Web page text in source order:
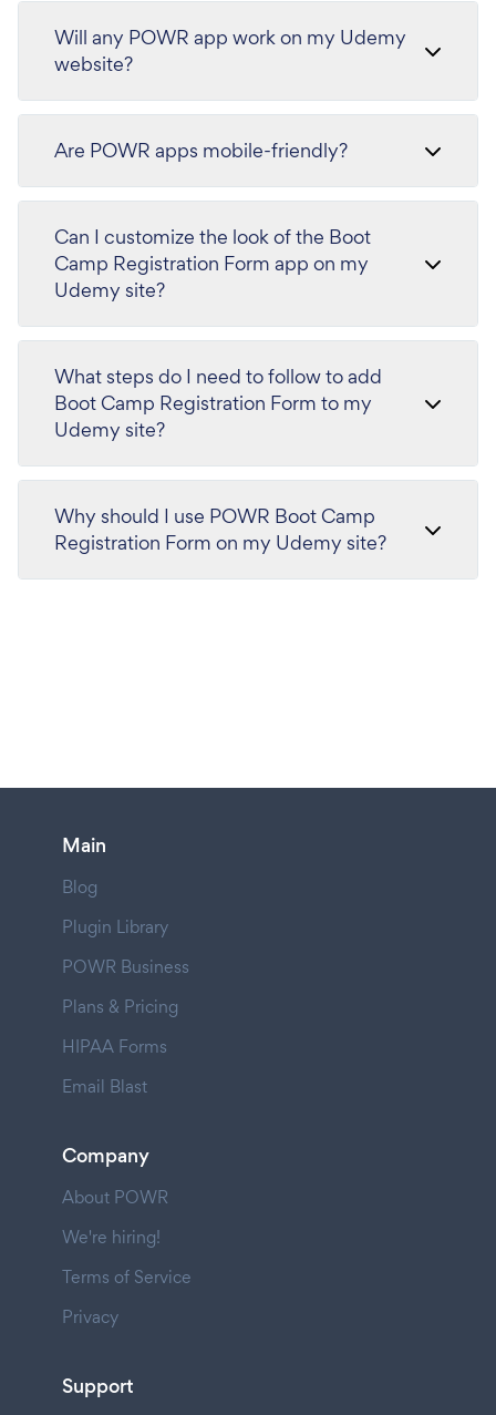
Will any POWR app work on my Udemy
website?
Are POWR apps mobile-friendly?
Can I customize the look of the Boot
Camp Registration Form app on my
Udemy site?
What steps do I need to follow to add
Boot Camp Registration Form to my
Udemy site?
Why should I use POWR Boot Camp
Registration Form on my Udemy site?
Main
Blog
Plugin Library
POWR Business
Plans & Pricing
HIPAA Forms
Email Blast
Company
About POWR
We're hiring!
Terms of Service
Privacy
Support